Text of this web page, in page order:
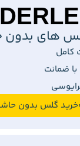
های بدون
کامل
ضمانت
خرید گلس بدون